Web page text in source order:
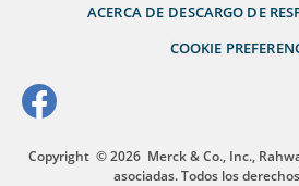
ACERCA DE DESCARGO DE
COOKIE
Copyright © 2026 Merck & Co., Inc.,
asociadas. Todos los